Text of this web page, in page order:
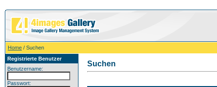
Home / Suchen
Registrierte Benutzer
Benutzername:
Passwort:
Suchen